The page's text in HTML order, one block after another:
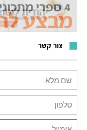
צור קשר